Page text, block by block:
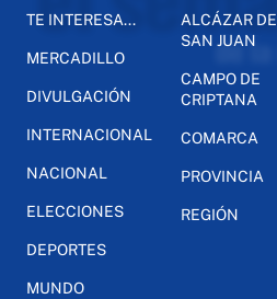
TE INTERESA...
MERCADILLO
DIVULGACIÓN
INTERNACIONAL
NACIONAL
ELECCIONES
DEPORTES
MUNDO
ALCÁZAR DE
SAN JUAN
CAMPO DE
CRIPTANA
COMARCA
PROVINCIA
REGIÓN